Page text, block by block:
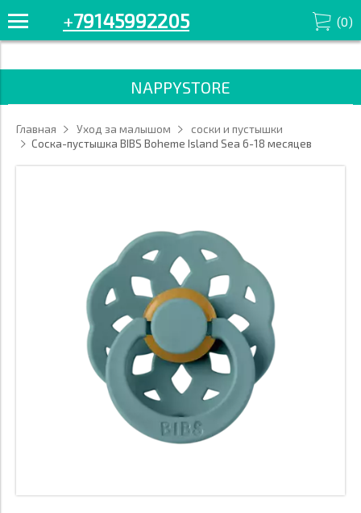
пустышки» '/>
+79145992205 (0)
NAPPYSTORE
Главная Уход за малышом
соски и пустышки
Cоска-пустышка BIBS Boheme Island Sea 6-18 месяцев